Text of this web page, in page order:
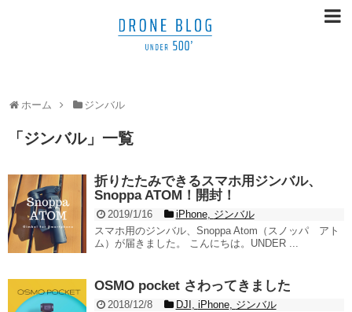
ホーム ジンバル
「 ジンバル」 一覧
折りたたみできるスマホ用ジンバル、
Snoppa ATOM！開封！
2019/1/16 iPhone, ジンバル
スマホ用のジンバル、Snoppa Atom（スノッパ アト
ム）が届きました。 こんにちは。UNDER ...
OSMO pocket さわってきました
2018/12/8 DJI , iPhone, ジンバル